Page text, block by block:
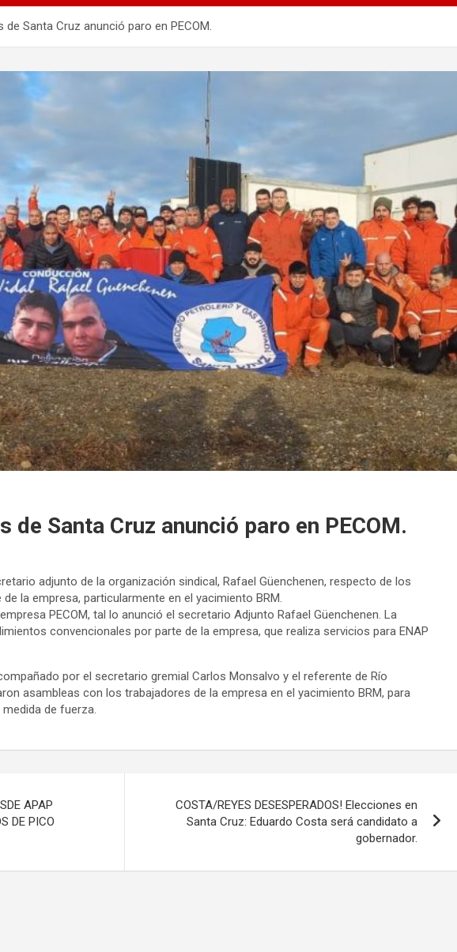
Santa Cruz anunció paro en PECOM.
Santa Cruz anunció paro en PECOM.
adjunto de la organización sindical, Rafael Güenchenen, respecto de los
la empresa, particularmente en el yacimiento BRM.
PECOM, tal lo anunció el secretario Adjunto Rafael Güenchenen. La
convencionales por parte de la empresa, que realiza servicios para ENAP
por el secretario gremial Carlos Monsalvo y el referente de Río
asambleas con los trabajadores de la empresa en el yacimiento BRM, para
de fuerza.
APAP
DE PICO
COSTA/REYES DESESPERADOS! Elecciones en
Santa Cruz: Eduardo Costa será candidato a
gobernador.